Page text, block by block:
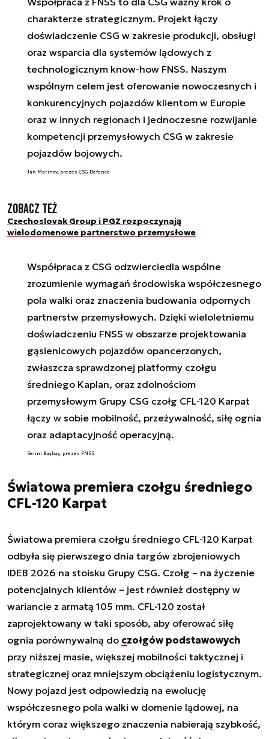
charakterze strategicznym. Projekt łączy
doświadczenie CSG w zakresie produkcji, obsługi
oraz wsparcia dla systemów lądowych z
technologicznym know-how FNSS. Naszym
wspólnym celem jest oferowanie nowoczesnych i
konkurencyjnych pojazdów klientom w Europie
oraz w innych regionach i jednoczesne rozwijanie
kompetencji przemysłowych CSG w zakresie
pojazdów bojowych.
Jan Marinov, prezes CSG Defence
Zobacz też
Czechoslovak Group i PGZ rozpoczynają
wielodomenowe partnerstwo przemysłowe
Współpraca z CSG odzwierciedla wspólne
zrozumienie wymagań środowiska współczesnego
pola walki oraz znaczenia budowania odpornych
partnerstw przemysłowych. Dzięki wieloletniemu
doświadczeniu FNSS w obszarze projektowania
gąsienicowych pojazdów opancerzonych,
zwłaszcza sprawdzonej platformy czołgu
średniego Kaplan, oraz zdolnościom
przemysłowym Grupy CSG czołg CFL-120 Karpat
łączy w sobie mobilność, przeżywalność, siłę ognia
oraz adaptacyjność operacyjną.
Selim Başbaş, prezes FNSS
Światowa premiera czołgu średniego
CFL-120 Karpat
Światowa premiera czołgu średniego CFL-120 Karpat
odbyła się pierwszego dnia targów zbrojeniowych
IDEB 2026 na stoisku Grupy CSG. Czołg – na życzenie
potencjalnych klientów – jest również dostępny w
wariancie z armatą 105 mm. CFL-120 został
zaprojektowany w taki sposób, aby oferować siłę
ognia porównywalną do czołgów podstawowych
przy niższej masie, większej mobilności taktycznej i
strategicznej oraz mniejszym obciążeniu logistycznym.
Nowy pojazd jest odpowiedzią na ewolucję
współczesnego pola walki w domenie lądowej, na
którym coraz większego znaczenia nabierają szybkość,